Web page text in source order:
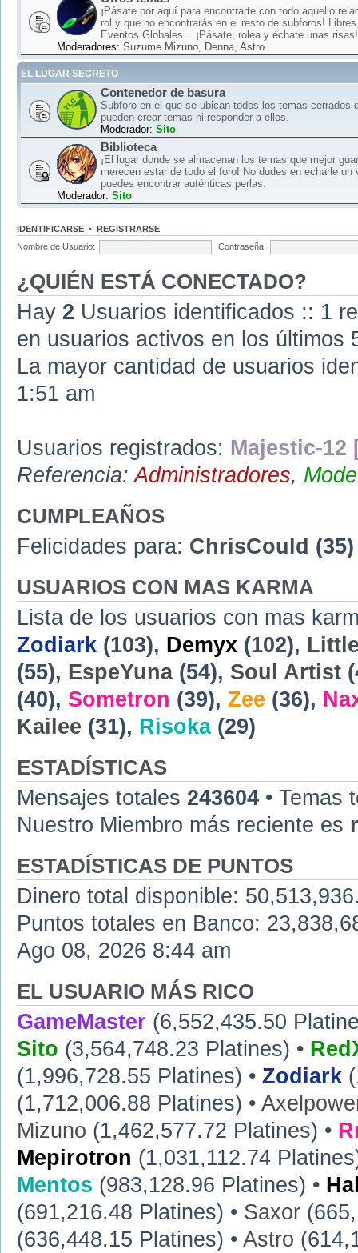
¡Pásate por aquí para encontrarte con todo aquello
rol y que no encontrarás en el resto de subforos!
Eventos Globales... ¡Pásate, rolea y échate unas risas!
Moderadores: Suzume Mizuno, Denna, Astro
EL LUGAR SECRETO
Contenedor de basura
Subforo en el que se ubican todos los temas cerrados
pueden crear temas ni responder a ellos.
Moderador: Sito
Biblioteca
¡El lugar donde se almacenan los temas que mejor
merecen estar de todo el foro! No dudes en echarle un
puedes encontrar auténticas perlas.
Moderador: Sito
IDENTIFICARSE • REGISTRARSE
Nombre de Usuario:
Contraseña:
¿QUIÉN ESTÁ CONECTADO?
Hay 2 Usuarios identificados :: 1
en usuarios activos en los últimos
La mayor cantidad de usuarios
1:51 am
Usuarios registrados: Majestic-12
Referencia:Administradores,
CUMPLEAÑOS
Felicidades para: ChrisCould (35)
USUARIOS CON MAS KARMA
Lista de los usuarios con mas
Zodiark (103), Demyx (102),
(55), EspeYuna(54), Soul Artist
(40), Sometron (39), Zee (36),
Kailee (31), Risoka(29)
ESTADÍSTICAS
Mensajes totales 243604 • Temas
Nuestro Miembro más reciente es
ESTADÍSTICAS DE PUNTOS
Dinero total disponible:
Puntos totales en Banco:
Ago 08, 2026 8:44 am
EL USUARIO MÁS RICO
GameMaster (6,552,435.50
Sito (3,564,748.23 Platines) •
(1,996,728.55 Platines) • Zodiark
(1,712,006.88 Platines) •
Mizuno (1,462,577.72 Platines) •
Mepirotron (1,031,112.74
Mentos (983,128.96 Platines) •
(691,216.48 Platines) • Saxor
(636,448.15 Platines) • Astro